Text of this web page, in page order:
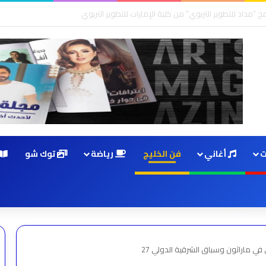
أغاني فن الخليج رياضة توك شو
ماراثون وسباق الشرقية الدولي 27